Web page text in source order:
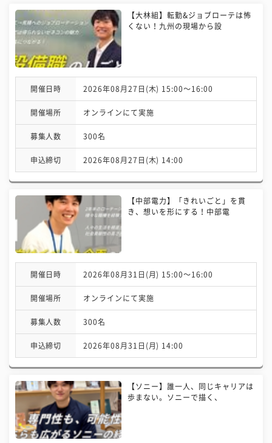
【大林組】転勤&ジョブローテは怖
くない！九州の現場から設
開催日時 2026年08月27日(木) 15:00〜16:00
開催場所 オンラインにて実施
募集人数 300名
申込締切 2026年08月27日(木) 14:00
【中部電力】「きれいごと」を貫
き、想いを形にする！中部電
開催日時 2026年08月31日(月) 15:00〜16:00
開催場所 オンラインにて実施
募集人数 300名
申込締切 2026年08月31日(月) 14:00
【ソニー】誰一人、同じキャリアは
歩まない。ソニーで描く、